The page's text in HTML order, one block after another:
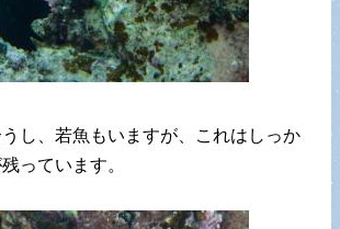
し、若魚もいますが、これはしっか
っています。